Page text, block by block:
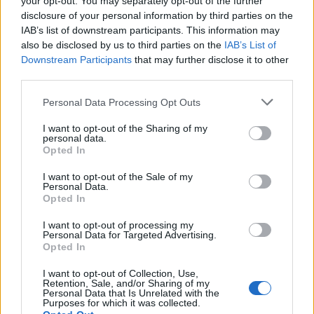
disclosure of your personal information by third parties on the
IAB’s list of downstream participants. This information may
also be disclosed by us to third parties on the IAB’s List of
Downstream Participants that may further disclose it to other
Please note that this website/app uses one or more Google
not limited to your visit or usage behaviour. You may click to
grant or deny consent to Google and its third-party tags to
use your data for below specified purposes in below Google
consent section.
Personal Data Processing Opt Outs
I want to opt-out of the Sharing of my
personal data.
Opted In
I want to opt-out of the Sale of my
Personal Data.
Opted In
I want to opt-out of processing my
Personal Data for Targeted Advertising.
Opted In
I want to opt-out of Collection, Use,
Retention, Sale, and/or Sharing of my
Personal Data that Is Unrelated with the
Purposes for which it was collected.
πιθανόν να περιλαμβάνουν το πετρέλαιο
ΑΝΑΡΤΗΘΗΚΕ ΑΠΟ MV
Η ΕΕ βρίσκεται πιο κοντά στον Ευρωπαϊκό Στρατό από ό,τι πριν
τον πόλεμο στην Ουκρανία, αποκάλυψε στο Φόρουμ των